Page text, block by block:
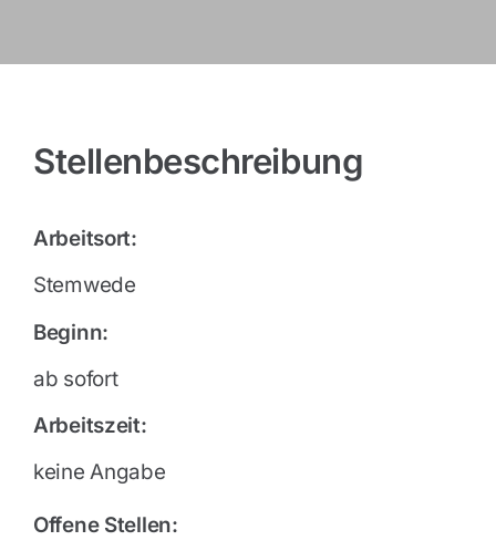
Stellenbeschreibung
Arbeitsort:
Stemwede
Beginn:
ab sofort
Arbeitszeit:
keine Angabe
Offene Stellen: